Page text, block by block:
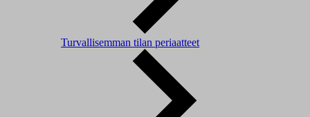
Turvallisemman tilan periaatteet